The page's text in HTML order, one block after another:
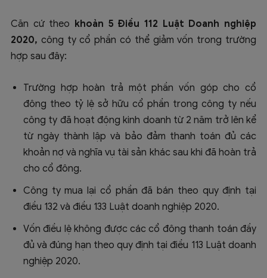
Căn cứ theo khoản 5 Điều 112 Luật Doanh nghiệp
2020, công ty cổ phần có thể giảm vốn trong trường
hợp sau đây:
Trường hợp hoàn trả một phần vốn góp cho cổ
đông theo tỷ lệ sở hữu cổ phần trong công ty nếu
công ty đã hoạt động kinh doanh từ 2 năm trở lên kể
từ ngày thành lập và bảo đảm thanh toán đủ các
khoản nợ và nghĩa vụ tài sản khác sau khi đã hoàn trả
cho cổ đông.
Công ty mua lại cổ phần đã bán theo quy định tại
điều 132 và điều 133 Luật doanh nghiệp 2020.
Vốn điều lệ không được các cổ đông thanh toán đầy
đủ và đúng hạn theo quy định tại điều 113 Luật doanh
nghiệp 2020.